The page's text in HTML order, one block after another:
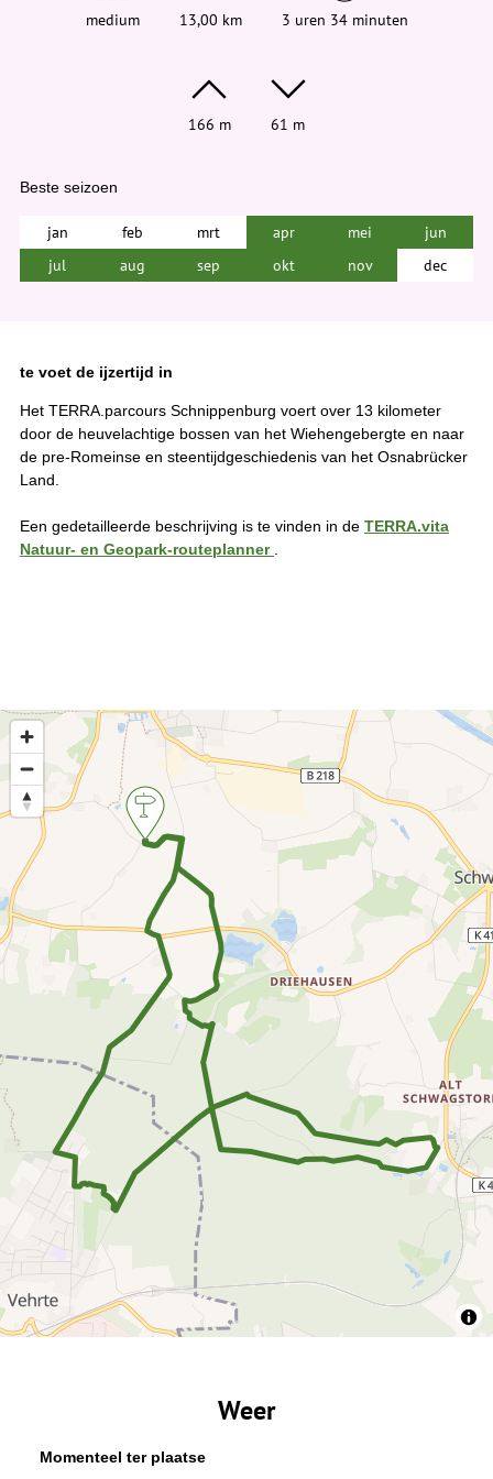
medium 13,00 km 3 uren 34 minuten
166 m 61 m
Beste seizoen
jan feb mrt apr mei
jun
jul
aug sep okt nov dec
te voet de ijzertijd in
Het TERRA.parcours Schnippenburg voert over 13 kilometer
door de heuvelachtige bossen van het Wiehengebergte en naar
de pre-Romeinse en steentijdgeschiedenis van het Osnabrücker
Land.
Een gedetailleerde beschrijving is te vinden in de TERRA.vita
Natuur- en Geopark-routeplanner
Weer
Momenteel ter plaatse